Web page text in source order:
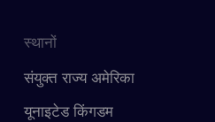
स्थानों
संयुक्त राज्य अमेरिका
यूनाइटेड किंगडम